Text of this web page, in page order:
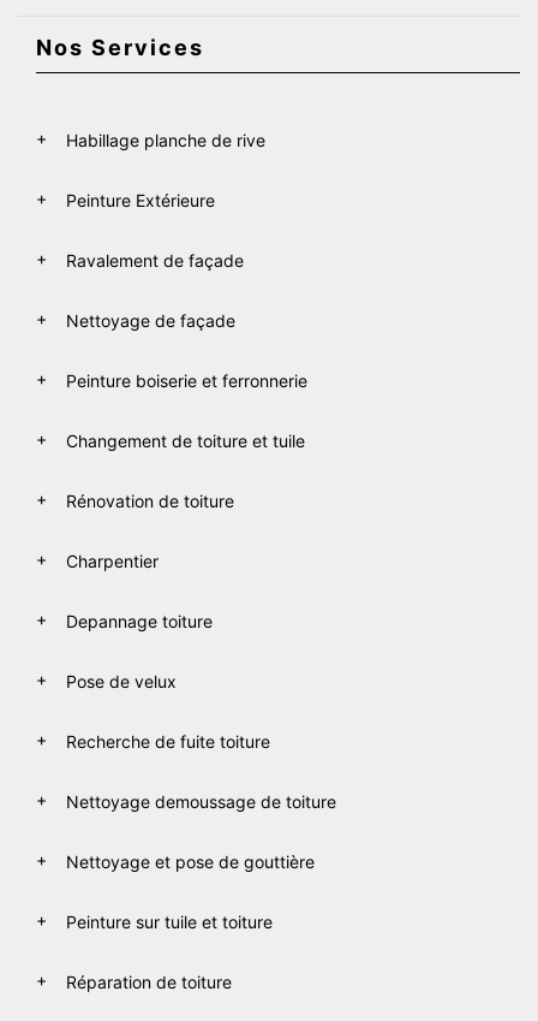
Nos Services
Habillage planche de rive
Peinture Extérieure
Ravalement de façade
Nettoyage de façade
Peinture boiserie et ferronnerie
Changement de toiture et tuile
Rénovation de toiture
Charpentier
Depannage toiture
Pose de velux
Recherche de fuite toiture
Nettoyage demoussage de toiture
Nettoyage et pose de gouttière
Peinture sur tuile et toiture
Réparation de toiture